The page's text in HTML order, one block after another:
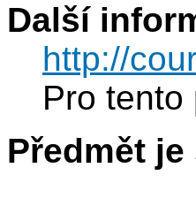
Další
http://
Pro
Předmět